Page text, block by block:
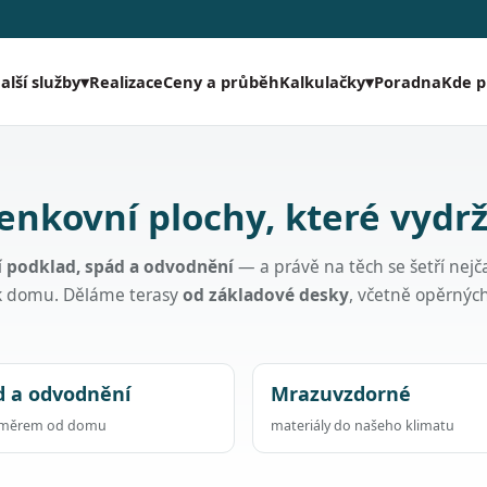
služby▾RealizaceCeny a průběhKalkulačky▾PoradnaKde
plochy, které
podklad, spád a odvodnění— a právě na těch se šetří
Děláme terasyod základové desky, včetně
a odvodnění
od domu
Mrazuvzdorné
materiály do našeho klimatu